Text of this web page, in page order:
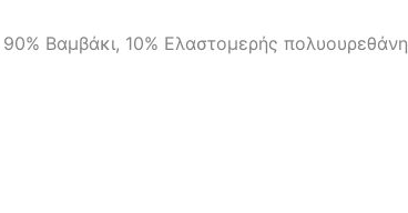
90% Βαμβάκι, 10% Ελαστομερής πολυουρεθάνη